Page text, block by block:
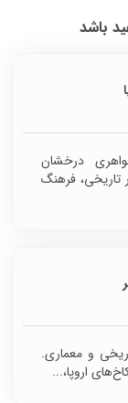
باشد
درخشان
تاریخی، فرهنگ
تاریخی و
کاخ‌های